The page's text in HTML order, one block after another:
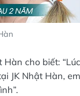
cho biết: “Lúc
JK Nhật Hàn, em